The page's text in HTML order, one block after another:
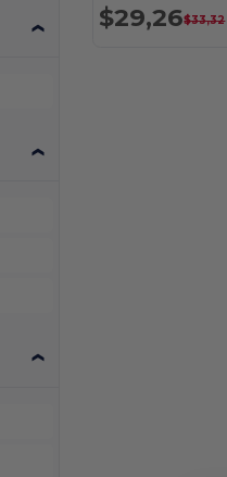
$29,26$33,32